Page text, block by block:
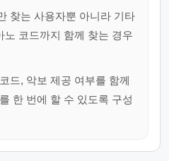
찾는 사용자뿐 아니라 기타
노 코드까지 함께 찾는 경우
드, 악보 제공 여부를 함께
한 번에 할 수 있도록 구성